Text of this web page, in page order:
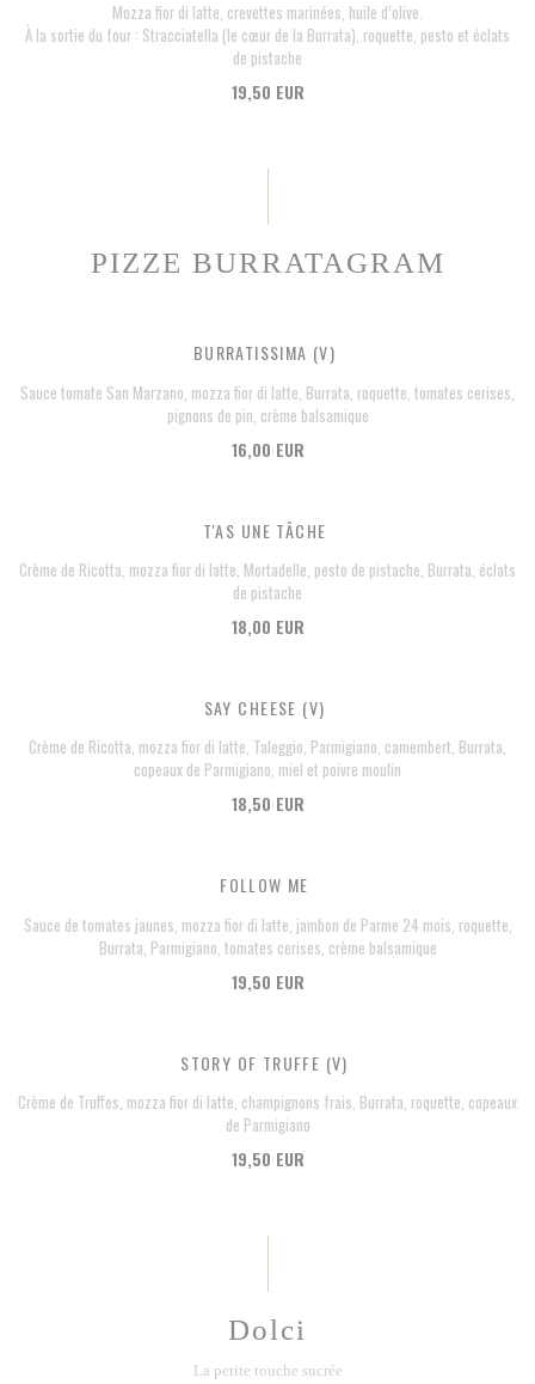
Mozza fior di latte, crevettes marinées, huile d’olive.
À la sortie du four : Stracciatella (le cœur de la Burrata), roquette, pesto et éclats
de pistache
19,50 EUR
PIZZE BURRATAGRAM
BURRATISSIMA (V)
Sauce tomate San Marzano, mozza fior di latte, Burrata, roquette, tomates cerises,
pignons de pin, crème balsamique
16,00 EUR
T'AS UNE TÂCHE
Crème de Ricotta, mozza fior di latte, Mortadelle, pesto de pistache, Burrata, éclats
de pistache
18,00 EUR
SAY CHEESE (V)
Crème de Ricotta, mozza fior di latte, Taleggio, Parmigiano, camembert, Burrata,
copeaux de Parmigiano, miel et poivre moulin
18,50 EUR
FOLLOW ME
Sauce de tomates jaunes, mozza fior di latte, jambon de Parme 24 mois, roquette,
Burrata, Parmigiano, tomates cerises, crème balsamique
19,50 EUR
STORY OF TRUFFE (V)
Crème de Truffes, mozza fior di latte, champignons frais, Burrata, roquette, copeaux
de Parmigiano
19,50 EUR
Dolci
La petite touche sucrée